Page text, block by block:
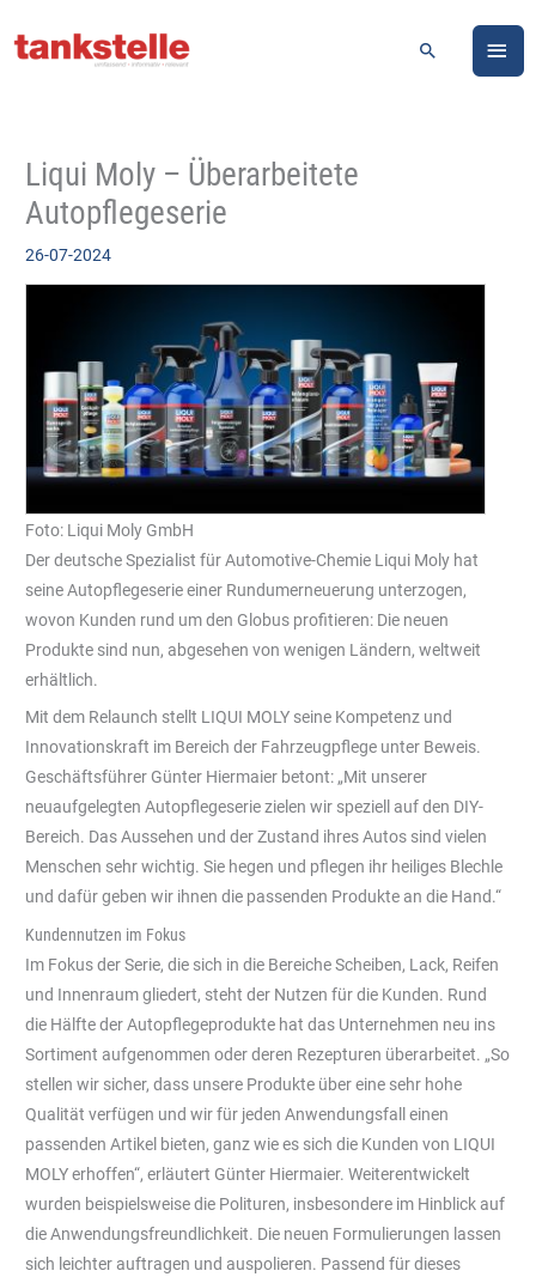
Inhalt
Suchen
Liqui Moly – Überarbeitete
Autopflegeserie
26-07-2024
Foto: Liqui Moly GmbH
Der deutsche Spezialist für Automotive-Chemie Liqui Moly hat
seine Autopflegeserie einer Rundumerneuerung unterzogen,
wovon Kunden rund um den Globus profitieren: Die neuen
Produkte sind nun, abgesehen von wenigen Ländern, weltweit
erhältlich.
Mit dem Relaunch stellt LIQUI MOLY seine Kompetenz und
Innovationskraft im Bereich der Fahrzeugpflege unter Beweis.
Geschäftsführer Günter Hiermaier betont: „Mit unserer
neuaufgelegten Autopflegeserie zielen wir speziell auf den DIY-
Bereich. Das Aussehen und der Zustand ihres Autos sind vielen
Menschen sehr wichtig. Sie hegen und pflegen ihr heiliges Blechle
und dafür geben wir ihnen die passenden Produkte an die Hand.“
Kundennutzen im Fokus
Im Fokus der Serie, die sich in die Bereiche Scheiben, Lack, Reifen
und Innenraum gliedert, steht der Nutzen für die Kunden. Rund
die Hälfte der Autopflegeprodukte hat das Unternehmen neu ins
Sortiment aufgenommen oder deren Rezepturen überarbeitet. „So
stellen wir sicher, dass unsere Produkte über eine sehr hohe
Qualität verfügen und wir für jeden Anwendungsfall einen
passenden Artikel bieten, ganz wie es sich die Kunden von LIQUI
MOLY erhoffen“, erläutert Günter Hiermaier. Weiterentwickelt
wurden beispielsweise die Polituren, insbesondere im Hinblick auf
die Anwendungsfreundlichkeit. Die neuen Formulierungen lassen
sich leichter auftragen und auspolieren. Passend für dieses